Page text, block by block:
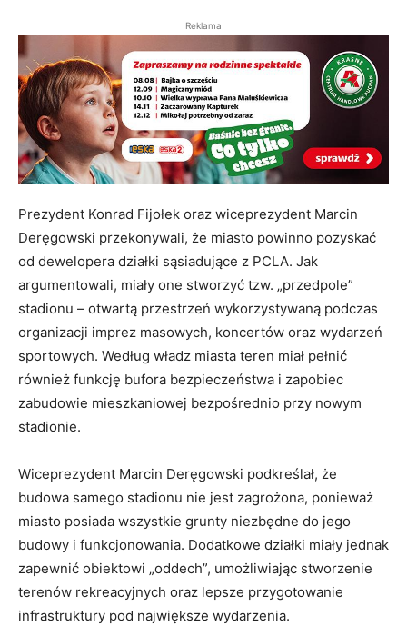
Reklama
Prezydent Konrad Fijołek oraz wiceprezydent Marcin
Deręgowski przekonywali, że miasto powinno pozyskać
od dewelopera działki sąsiadujące z PCLA. Jak
argumentowali, miały one stworzyć tzw. „przedpole”
stadionu – otwartą przestrzeń wykorzystywaną podczas
organizacji imprez masowych, koncertów oraz wydarzeń
sportowych. Według władz miasta teren miał pełnić
również funkcję bufora bezpieczeństwa i zapobiec
zabudowie mieszkaniowej bezpośrednio przy nowym
stadionie.
Wiceprezydent Marcin Deręgowski podkreślał, że
budowa samego stadionu nie jest zagrożona, ponieważ
miasto posiada wszystkie grunty niezbędne do jego
budowy i funkcjonowania. Dodatkowe działki miały jednak
zapewnić obiektowi „oddech”, umożliwiając stworzenie
terenów rekreacyjnych oraz lepsze przygotowanie
infrastruktury pod największe wydarzenia.